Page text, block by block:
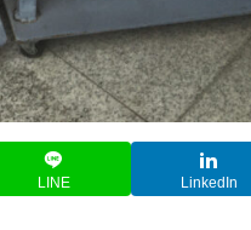
LINE LinkedIn